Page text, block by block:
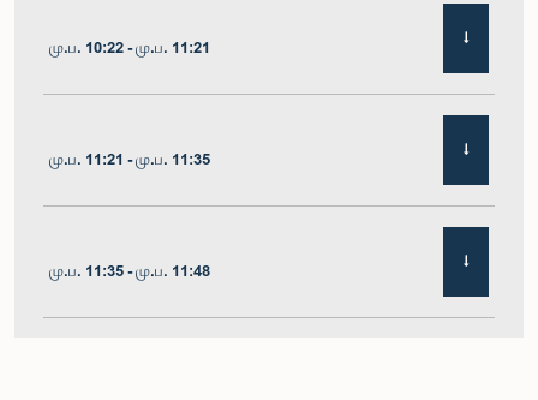
மு.ப. 10:22 - மு.ப. 11:21
மு.ப. 11:21 - மு.ப. 11:35
மு.ப. 11:35 - மு.ப. 11:48